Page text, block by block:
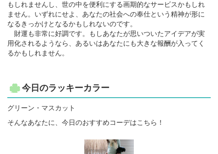
もしれませんし、世の中を便利にする画期的なサービスかもしれ
ません。いずれにせよ、あなたの社会への奉仕という精神が形に
なるきっかけとなるかもしれないのです。
財運も非常に好調です。もしあなたが思いついたアイデアが実
用化されるようなら、あるいはあなたにも大きな報酬が入ってく
るかもしれません。
今日のラッキーカラー
グリーン・マスカット
そんなあなたに、今日のおすすめコーデはこちら！